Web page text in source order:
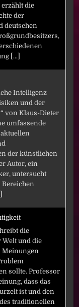
die
der
deutschen
[...]
Intelligenz
und der
von Klaus-Dieter
umfassende
der künstlichen
Autor, ein
untersucht
die
Welt und die
Meinungen
sollte. Professor
dass das
ist und den
traditionellen